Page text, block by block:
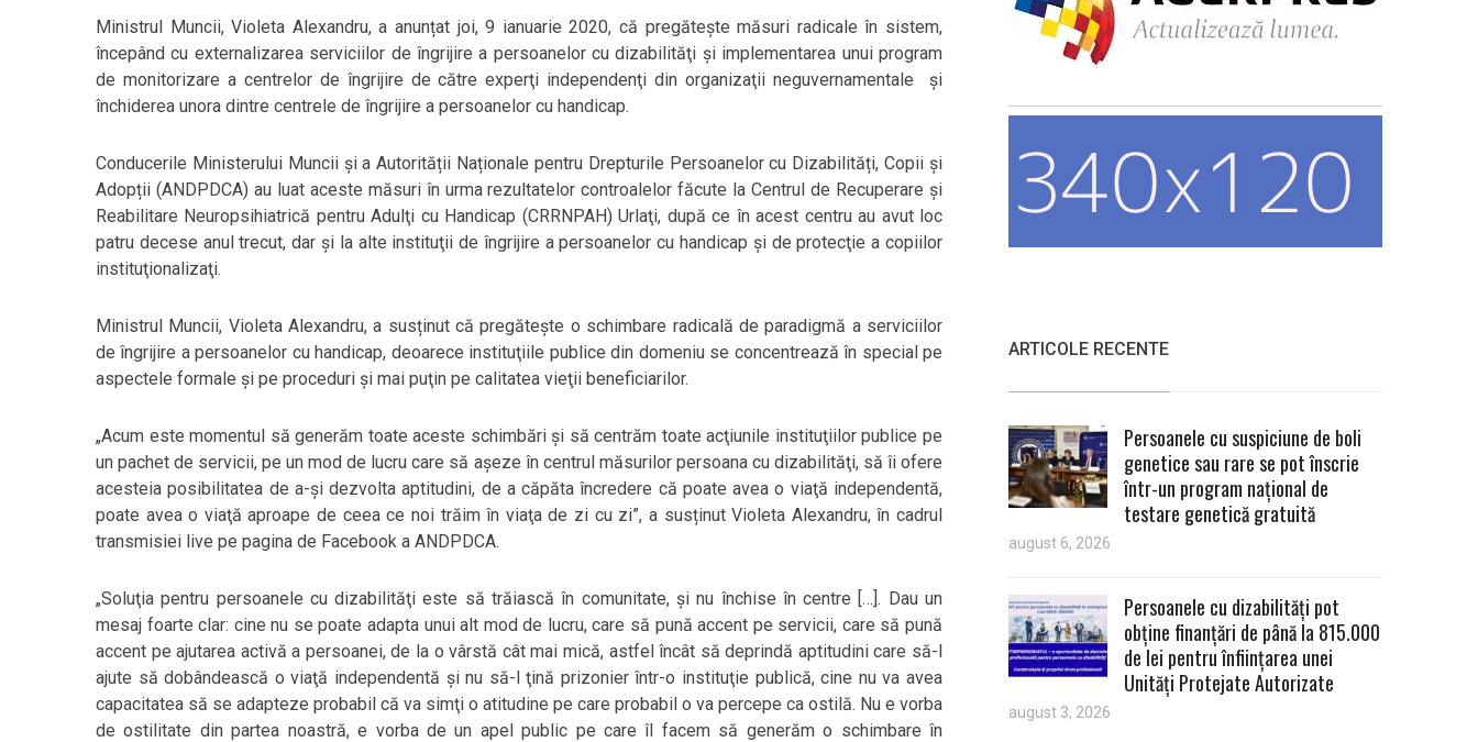
Ministrul Muncii, Violeta Alexandru, a anunțat joi, 9 ianuarie 2020, că pregătește măsuri radicale în sistem,
începând cu externalizarea serviciilor de îngrijire a persoanelor cu dizabilităţi şi implementarea unui program
de monitorizare a centrelor de îngrijire de către experţi independenţi din organizaţii neguvernamentale și
închiderea unora dintre centrele de îngrijire a persoanelor cu handicap.
Conducerile Ministerului Muncii şi a Autorității Naționale pentru Drepturile Persoanelor cu Dizabilități, Copii și
Adopții (ANDPDCA) au luat aceste măsuri în urma rezultatelor controalelor făcute la Centrul de Recuperare şi
Reabilitare Neuropsihiatrică pentru Adulţi cu Handicap (CRRNPAH) Urlaţi, după ce în acest centru au avut loc
patru decese anul trecut, dar şi la alte instituţii de îngrijire a persoanelor cu handicap şi de protecţie a copiilor
instituţionalizaţi.
Ministrul Muncii, Violeta Alexandru, a susținut că pregăteşte o schimbare radicală de paradigmă a serviciilor
de îngrijire a persoanelor cu handicap, deoarece instituţiile publice din domeniu se concentrează în special pe
aspectele formale şi pe proceduri şi mai puţin pe calitatea vieţii beneficiarilor.
„Acum este momentul să generăm toate aceste schimbări şi să centrăm toate acţiunile instituţiilor publice pe
un pachet de servicii, pe un mod de lucru care să aşeze în centrul măsurilor persoana cu dizabilităţi, să îi ofere
acesteia posibilitatea de a-şi dezvolta aptitudini, de a căpăta încredere că poate avea o viaţă independentă,
poate avea o viaţă aproape de ceea ce noi trăim în viaţa de zi cu zi”, a susținut Violeta Alexandru, în cadrul
transmisiei live pe pagina de Facebook a ANDPDCA.
„Soluţia pentru persoanele cu dizabilităţi este să trăiască în comunitate, şi nu închise în centre […]. Dau un
mesaj foarte clar: cine nu se poate adapta unui alt mod de lucru, care să pună accent pe servicii, care să pună
accent pe ajutarea activă a persoanei, de la o vârstă cât mai mică, astfel încât să deprindă aptitudini care să-l
ajute să dobândească o viaţă independentă şi nu să-l ţină prizonier într-o instituţie publică, cine nu va avea
capacitatea să se adapteze probabil că va simţi o atitudine pe care probabil o va percepe ca ostilă. Nu e vorba
de ostilitate din partea noastră, e vorba de un apel public pe care îl facem să generăm o schimbare în
ARTICOLE RECENTE
Persoanele cu suspiciune de boli
genetice sau rare se pot înscrie
într-un program național de
testare genetică gratuită
august 6, 2026
Persoanele cu dizabilități pot
obține finanțări de până la 815.000
de lei pentru înființarea unei
Unități Protejate Autorizate
august 3, 2026